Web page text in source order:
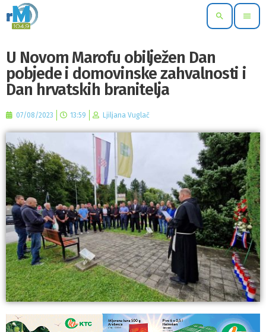
search menu
U Novom Marofu obilježen Dan
pobjede i domovinske zahvalnosti i
Dan hrvatskih branitelja
07/08/2023 13:59 Ljiljana Vuglač